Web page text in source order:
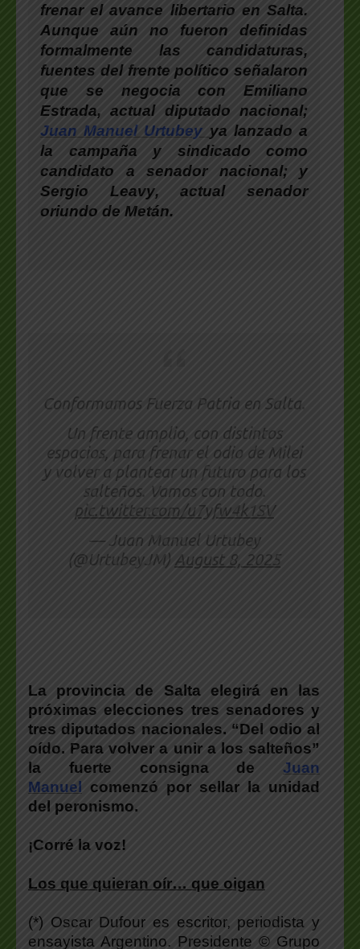
frenar el avance libertario en Salta.
Aunque aún no fueron definidas
formalmente las candidaturas,
fuentes del frente político señalaron
que se negocia con Emiliano
Estrada, actual diputado nacional;
Juan Manuel Urtubey ya lanzado a
la campaña y sindicado como
candidato a senador nacional; y
Sergio Leavy, actual senador
oriundo de Metán.
Conformamos Fuerza Patria en Salta.
Un frente amplio, con distintos
espacios, para frenar el odio de Milei
y volver a plantear un futuro para los
salteños. Vamos con todo.
pic.twitter.com/u7yfw4k1SV
— Juan Manuel Urtubey
(@UrtubeyJM) August 8, 2025
La provincia de Salta elegirá en las
próximas elecciones tres senadores y
tres diputados nacionales. “Del odio al
oído. Para volver a unir a los salteños”
la fuerte consigna de Juan
Manuel comenzó por sellar la unidad
del peronismo.
¡Corré la voz!
Los que quieran oír… que oigan
(*) Oscar Dufour es escritor, periodista y
ensayista Argentino. Presidente © Grupo